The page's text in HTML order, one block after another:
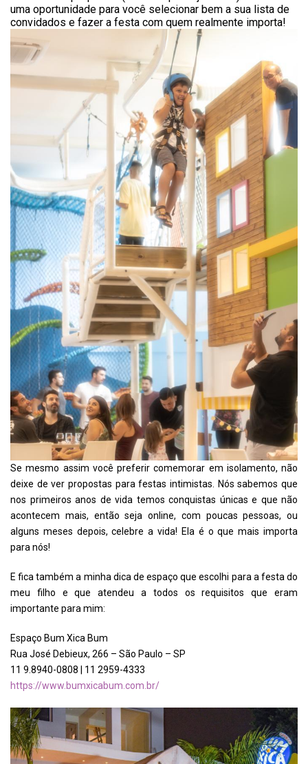
uma oportunidade para você selecionar bem a sua lista de
convidados e fazer a festa com quem realmente importa!
Se mesmo assim você preferir comemorar em isolamento, não
deixe de ver propostas para festas intimistas. Nós sabemos que
nos primeiros anos de vida temos conquistas únicas e que não
acontecem mais, então seja online, com poucas pessoas, ou
alguns meses depois, celebre a vida! Ela é o que mais importa
para nós!
E fica também a minha dica de espaço que escolhi para a festa do
meu filho e que atendeu a todos os requisitos que eram
importante para mim:
Espaço Bum Xica Bum
Rua José Debieux, 266 – São Paulo – SP
11 9.8940-0808 | 11 2959-4333
https://www.bumxicabum.com.br/